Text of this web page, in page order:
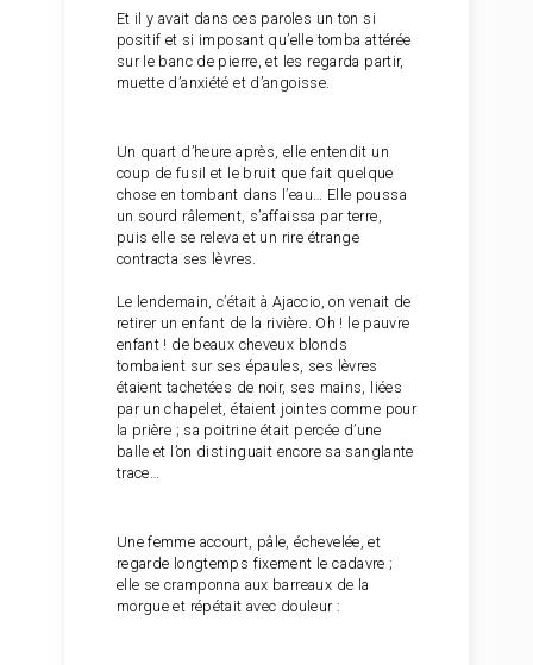
Et il y avait dans ces paroles un ton si
positif et si imposant qu’elle tomba attérée
sur le banc de pierre, et les regarda partir,
muette d’anxiété et d’angoisse.
Un quart d’heure après, elle entendit un
coup de fusil et le bruit que fait quelque
chose en tombant dans l’eau… Elle poussa
un sourd râlement, s’affaissa par terre,
puis elle se releva et un rire étrange
contracta ses lèvres.
Le lendemain, c’était à Ajaccio, on venait de
retirer un enfant de la rivière. Oh ! le pauvre
enfant ! de beaux cheveux blonds
tombaient sur ses épaules, ses lèvres
étaient tachetées de noir, ses mains, liées
par un chapelet, étaient jointes comme pour
la prière ; sa poitrine était percée d’une
balle et l’on distinguait encore sa sanglante
trace…
Une femme accourt, pâle, échevelée, et
regarde longtemps fixement le cadavre ;
elle se cramponna aux barreaux de la
morgue et répétait avec douleur :